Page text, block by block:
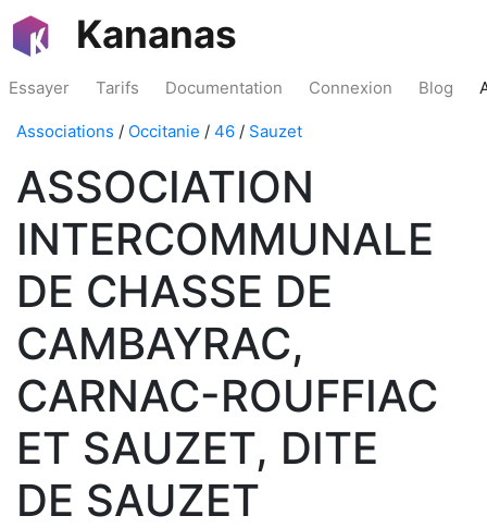
Kananas
Essayer Tarifs Documentation Connexion Blog
Associations / Occitanie / 46 / Sauzet
ASSOCIATION
INTERCOMMUNALE
DE CHASSE DE
CAMBAYRAC,
CARNAC-ROUFFIAC
ET SAUZET, DITE
DE SAUZET